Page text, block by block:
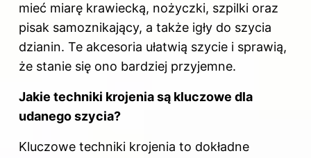
mieć miarę krawiecką, nożyczki, szpilki oraz
pisak samoznikający, a także igły do szycia
dzianin. Te akcesoria ułatwią szycie i sprawią,
że stanie się ono bardziej przyjemne.
Jakie techniki krojenia są kluczowe dla
udanego szycia?
Kluczowe techniki krojenia to dokładne